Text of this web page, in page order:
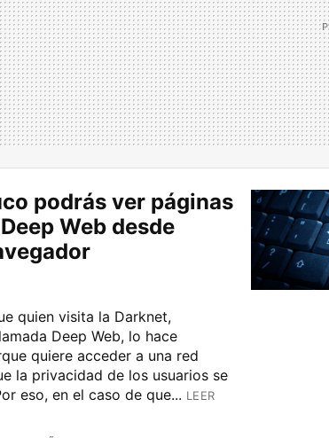
podrás ver páginas
Web desde
quien visita la Darknet,
Deep Web, lo hace
quiere acceder a una red
la privacidad de los usuarios se
eso, en el caso de que... LEER